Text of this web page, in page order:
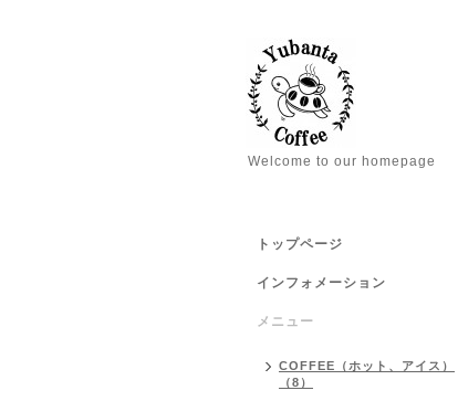
Welcome to our homepage
トップページ
インフォメーション
メニュー
COFFEE（ホット、アイス）
（8）